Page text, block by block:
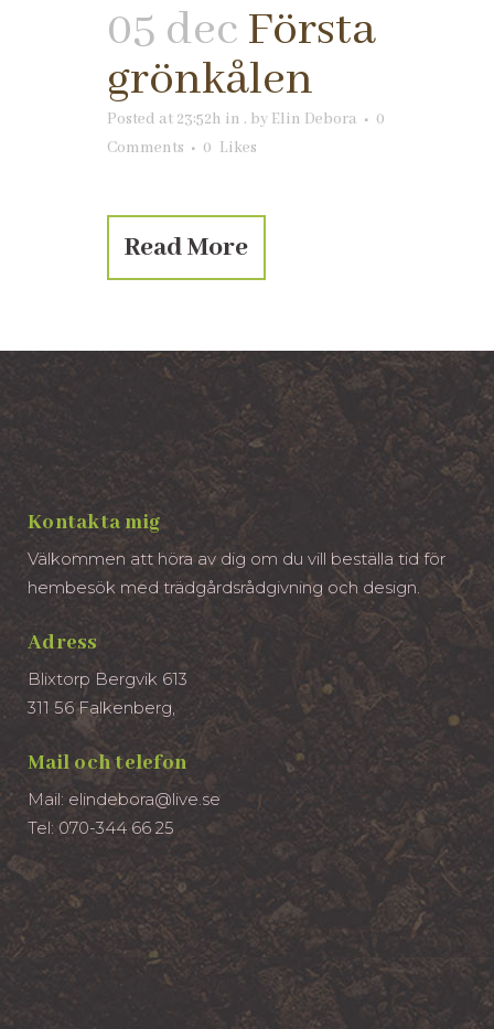
05 dec Första
grönkålen
Posted at 23:52h in . by Elin Debora
0
Comments
0 Likes
Read More
Kontakta mig
Välkommen att höra av dig om du vill beställa tid för
hembesök med trädgårdsrådgivning och design.
Adress
Blixtorp Bergvik 613
311 56 Falkenberg,
Mail och telefon
Mail: elindebora@live.se
Tel: 070-344 66 25